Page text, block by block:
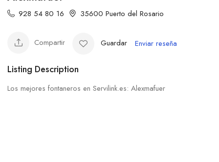
928 54 80 16 35600 Puerto del Rosario
Compartir Guardar Enviar reseña
Listing Description
Los mejores fontaneros en Servilink.es: Alexmafuer